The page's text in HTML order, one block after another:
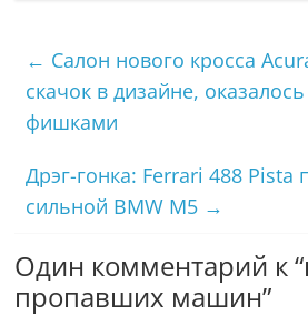
← Салон нового кросса
скачок в дизайне, оказалось
фишками
Дрэг-гонка: Ferrari 488 Pista
сильной BMW M5 →
Один комментарий к “
пропавших машин”